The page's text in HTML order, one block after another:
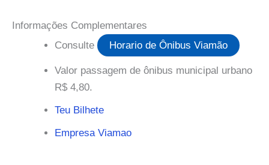
Informações Complementares
Consulte
Horario de Ônibus Viamão
Valor passagem de ônibus municipal urbano
R$ 4,80.
Teu Bilhete
Empresa Viamao